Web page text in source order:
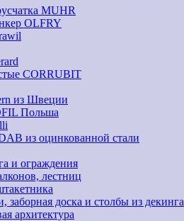
MUHR
OLFRY
CORRUBIT
из Швеции
Польша
из оцинкованной стали
и ограждения
лестниц
заборная доска и столбы из декинга
архитектура